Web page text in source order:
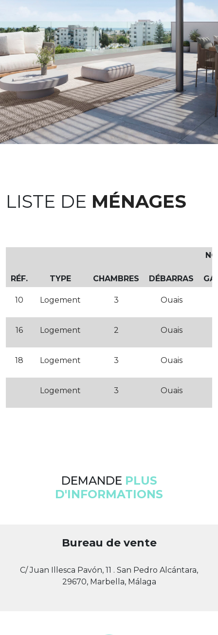
LISTE DE MÉNAGES
RÉF. TYPE CHAMBRES DÉBARRAS
10 Logement 3 Ouais
16 Logement 2 Ouais
18 Logement 3 Ouais
Logement 3 Ouais
DEMANDE PLUS
D'INFORMATIONS
Bureau de vente
C/ Juan Illesca Pavón, 11 . San Pedro Alcántara,
29670, Marbella, Málaga